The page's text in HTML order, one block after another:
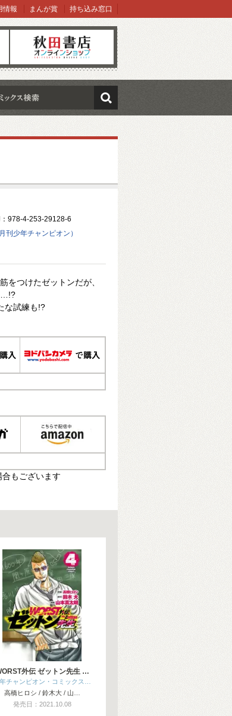
オンラインショップ
情報 まんが賞 持ち込み窓口
検索
：978-4-253-29128-6
刊少年チャンピオン）
をつけたゼットンだが、
…!?
な試練も!?
もございます
外伝 ゼットン先生 …
チャンピオン・コミックス…
高橋ヒロシ / 鈴木大 / 山…
発売日：2021.10.08